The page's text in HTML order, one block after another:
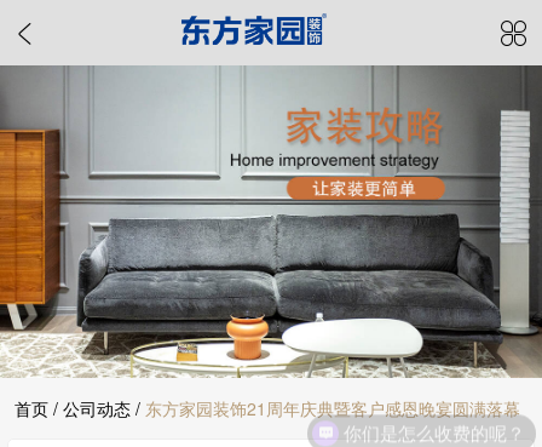
首页 / 公司动态 / 东方家园装饰21周年庆典暨客户感恩晚宴圆满落幕
你们是怎么收费的呢？